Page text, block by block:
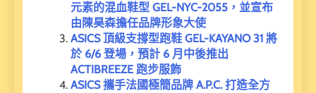
元素的混血鞋型 GEL-NYC-2055，並宣布
由陳昊森擔任品牌形象大使
ASICS 頂級支撐型跑鞋 GEL-KAYANO 31 將
於 6/6 登場，預計 6 月中後推出
ACTIBREEZE 跑步服飾
ASICS 攜手法國極簡品牌 A.P.C. 打造全方